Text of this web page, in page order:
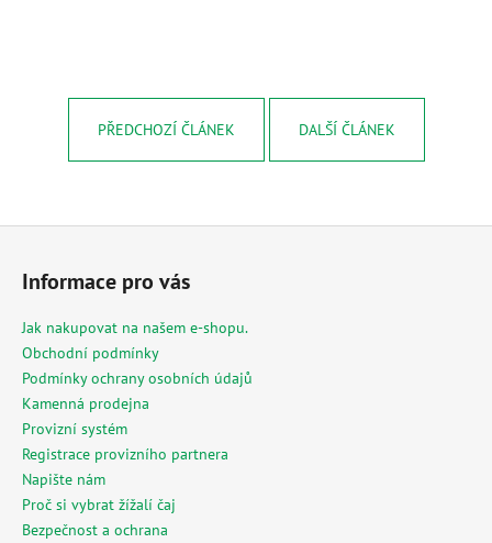
PŘEDCHOZÍ ČLÁNEK DALŠÍ ČLÁNEK
ORGANICKÉ
224
Kč
Informace pro vás
Jak nakupovat na našem e-shopu.
Obchodní podmínky
Podmínky ochrany osobních údajů
Kamenná prodejna
Provizní systém
Registrace provizního partnera
Napište nám
Proč si vybrat žížalí čaj
Bezpečnost a ochrana